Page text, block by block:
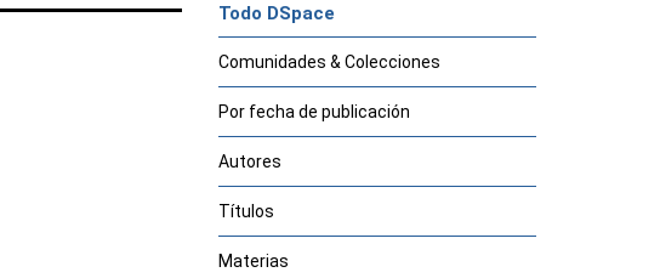
Todo DSpace
Comunidades & Colecciones
Por fecha de publicación
Autores
Títulos
Materias